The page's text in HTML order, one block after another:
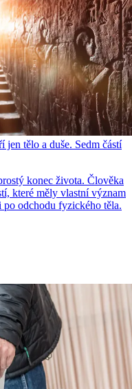
tělo a duše. Sedm částí
konec života. Člověka
které měly vlastní význam
po odchodu fyzického těla.